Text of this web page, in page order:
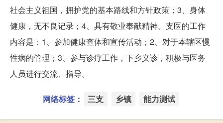
社会主义祖国，拥护党的基本路线和方针政策；3、身体
健康，无不良记录；4、具有敬业奉献精神。支医的工作
内容是：1、参加健康查体和宣传活动；2、对于本辖区慢
性病的管理；3、参与诊疗工作，下乡义诊，积极与医务
人员进行交流、指导。
网络标签： 三支 乡镇 能力测试